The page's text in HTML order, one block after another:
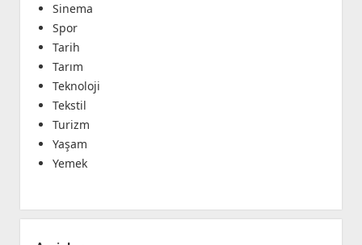
Sinema
Spor
Tarih
Tarım
Teknoloji
Tekstil
Turizm
Yaşam
Yemek